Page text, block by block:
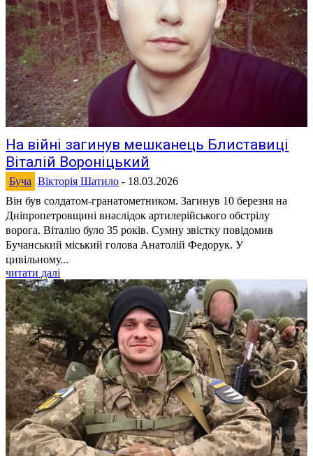
На війні загинув мешканець Блиставиці
Віталій Вороніцький
Буча Вікторія Шатило - 18.03.2026
Він був солдатом-гранатометником. Загинув 10 березня на
Дніпропетровщині внаслідок артилерійського обстрілу
ворога. Віталію було 35 років. Сумну звістку повідомив
Бучанський міський голова Анатолій Федорук. У
цивільному...
читати далі